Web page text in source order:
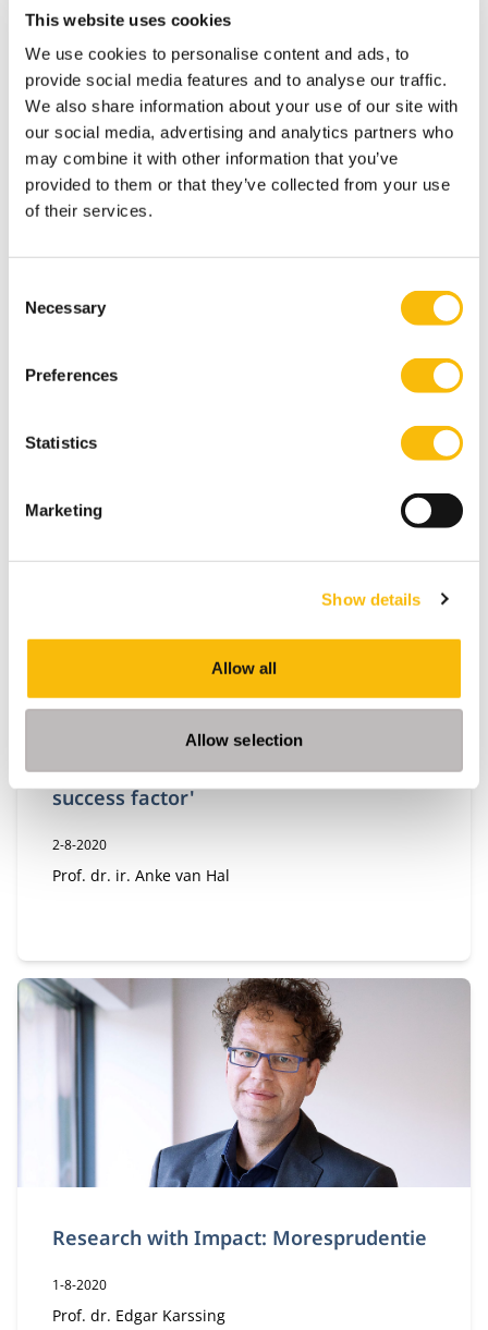
This website uses cookies
We use cookies to personalise content and ads, to
provide social media features and to analyse our traffic.
We also share information about your use of our site with
our social media, advertising and analytics partners who
may combine it with other information that you’ve
provided to them or that they’ve collected from your use
of their services.
Selection
Necessary
Preferences
Statistics
Marketing
Show details
Allow all
Allow selection
Research with Impact: 'Performance
Publicatiedatum:
3-12-2021
Research with Impact: 'The third
success factor'
Publicatiedatum:
2-8-2020
Auteur:
Prof. dr. ir. Anke van Hal
Research with Impact: Moresprudentie
Publicatiedatum:
1-8-2020
Auteur:
Prof. dr. Edgar Karssing